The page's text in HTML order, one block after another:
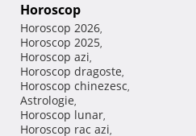
Horoscop
Horoscop 2026,
Horoscop 2025,
Horoscop azi,
Horoscop dragoste,
Horoscop chinezesc,
Astrologie,
Horoscop lunar,
Horoscop rac azi,